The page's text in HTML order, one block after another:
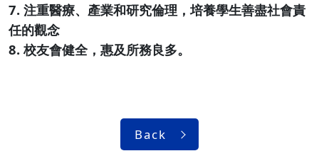
7. 注重醫療、產業和研究倫理，培養學生善盡社會責
任的觀念
8. 校友會健全，惠及所務良多。
Back